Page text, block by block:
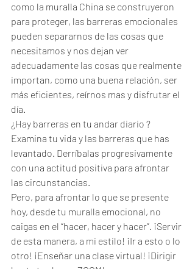
como la muralla China se construyeron
para proteger, las barreras emocionales
pueden separarnos de las cosas que
necesitamos y nos dejan ver
adecuadamente las cosas que realmente
importan, como una buena relación, ser
más eficientes, reírnos mas y disfrutar el
día.
¿Hay barreras en tu andar diario ?
Examina tu vida y las barreras que has
levantado. Derríbalas progresivamente
con una actitud positiva para afrontar
las circunstancias.
Pero, para afrontar lo que se presente
hoy, desde tu muralla emocional, no
caigas en el “hacer, hacer y hacer”. ¡Servir
de esta manera, a mi estilo! ¡Ir a esto o lo
otro! ¡Enseñar una clase virtual! ¡Dirigir